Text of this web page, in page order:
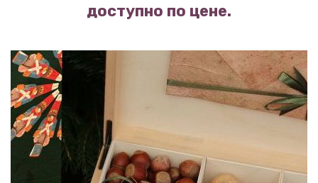
доступно по цене.